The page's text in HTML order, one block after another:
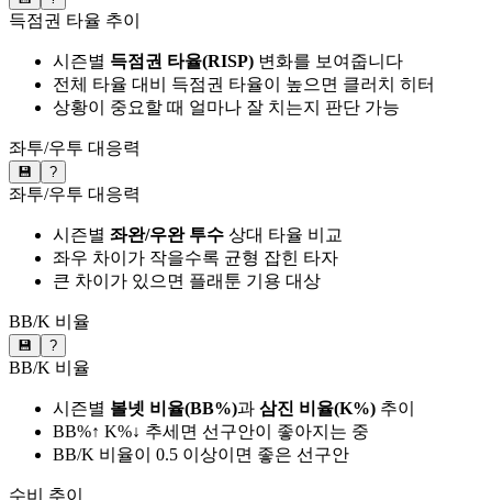
득점권 타율 추이
시즌별 득점권 타율(RISP) 변화를 보여줍니다
전체 타율 대비 득점권 타율이 높으면 클러치 히터
상황이 중요할 때 얼마나 잘 치는지 판단 가능
좌투/우투 대응력
💾 ?
좌투/우투 대응력
시즌별 좌완/우완 투수 상대 타율 비교
좌우 차이가 작을수록 균형 잡힌 타자
큰 차이가 있으면 플래툰 기용 대상
BB/K 비율
💾 ?
BB/K 비율
시즌별 볼넷 비율(BB%)과 삼진 비율(K%) 추이
BB%↑ K%↓ 추세면 선구안이 좋아지는 중
BB/K 비율이 0.5 이상이면 좋은 선구안
수비 추이